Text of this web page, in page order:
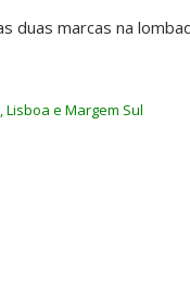
duas marcas na
e Margem Sul